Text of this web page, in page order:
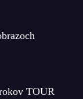
TOUR